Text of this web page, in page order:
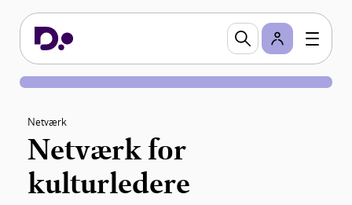
Netværk
Netværk for
kulturledere